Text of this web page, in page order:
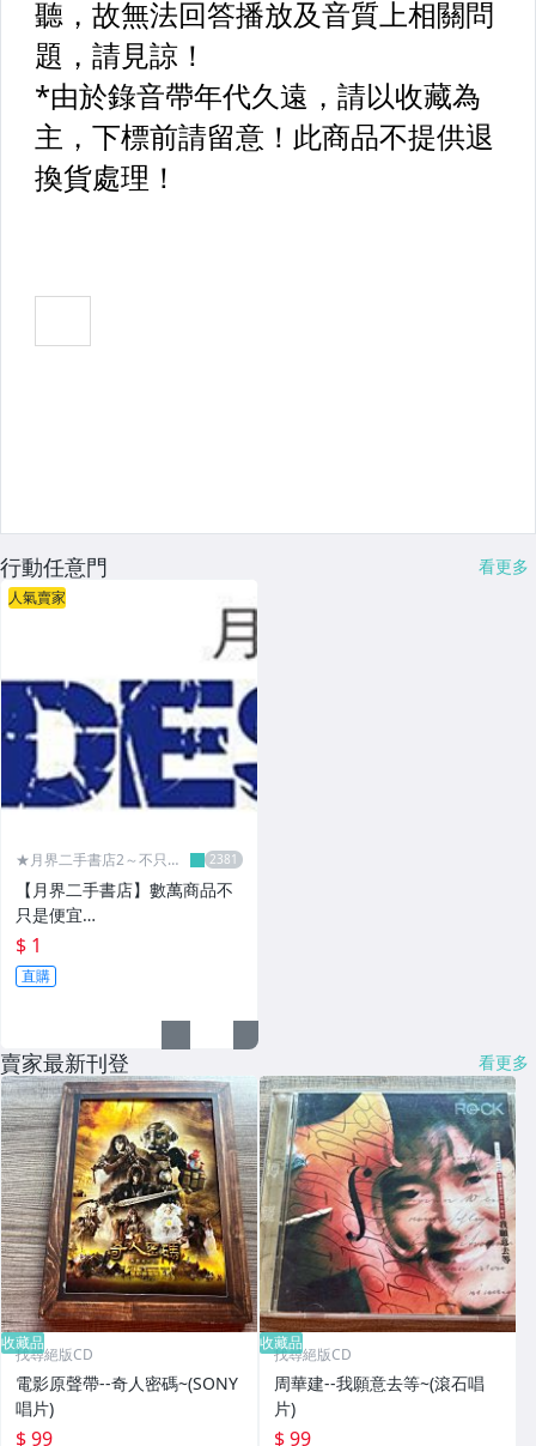
行動任意門 看更多
人氣賣家
★月界二手書店2～不只是
【月界二手書店】數萬商品不
只是便宜…
$ 1
直購
賣家最新刊登 看更多
收藏品
找尋絕版CD
電影原聲帶--奇人密碼~(SONY
唱片)
$ 99
收藏品
找尋絕版CD
周華建--我願意去等~(滾石唱
片)
$ 99